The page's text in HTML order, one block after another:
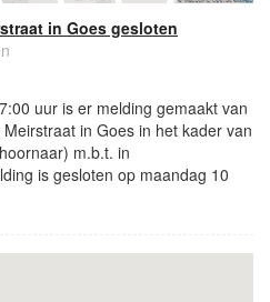
in Goes gesloten
uur is er melding gemaakt van
in Goes in het kader van
m.b.t. in
is gesloten op maandag 10